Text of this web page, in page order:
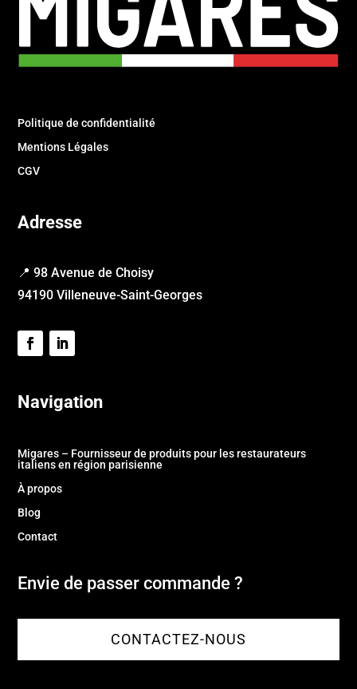
Politique de confidentialité
Mentions Légales
CGV
Adresse
📍 98 Avenue de Choisy
94190 Villeneuve-Saint-Georges
Navigation
Migares – Fournisseur de produits pour les restaurateurs
italiens en région parisienne
À propos
Blog
Contact
Envie de passer commande ?
CONTACTEZ-NOUS